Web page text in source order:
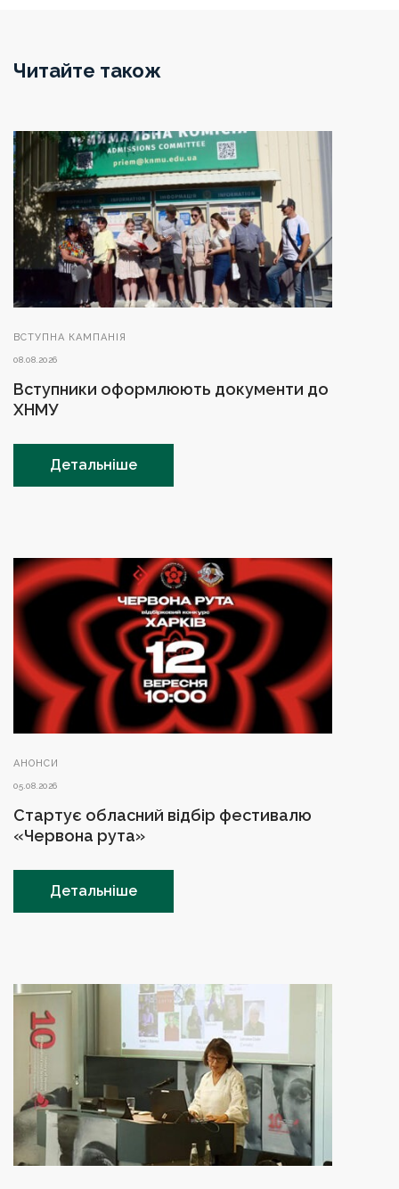
Читайте також
ВСТУПНА КАМПАНІЯ
08.08.2026
Вступники оформлюють документи до
ХНМУ
Детальніше
АНОНСИ
05.08.2026
Стартує обласний відбір фестивалю
«Червона рута»
Детальніше